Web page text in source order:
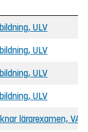
ULV
ULV
ULV
ULV
lärarexamen, VAL